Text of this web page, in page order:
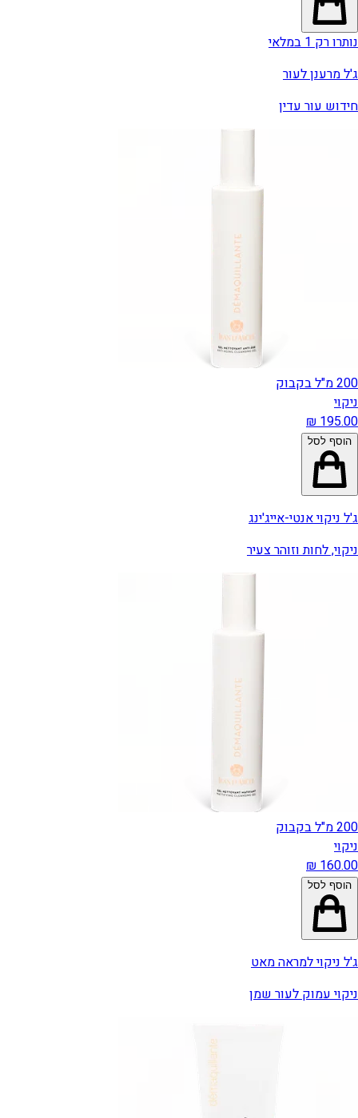
נותרו רק 1 במלאי
ג'ל מרענן לעור
חידוש עור עדין
200 מ"ל בקבוק
ניקוי
הוסף לסל
ג'ל ניקוי אנטי-אייג'ינג
ניקוי, לחות וזוהר צעיר
200 מ"ל בקבוק
ניקוי
הוסף לסל
ג'ל ניקוי למראה מאט
ניקוי עמוק לעור שמן